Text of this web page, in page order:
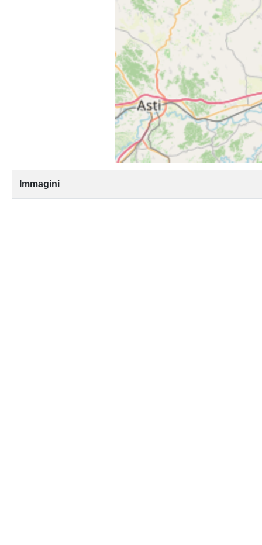
Immagini